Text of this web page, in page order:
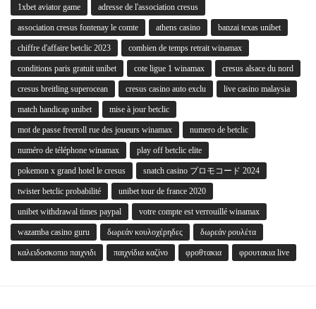
1xbet aviator game adresse de l'association cresus
association cresus fontenay le comte athens casino banzai texas unibet
chiffre d'affaire betclic 2023 combien de temps retrait winamax
conditions paris gratuit unibet cote ligue 1 winamax cresus alsace du nord
cresus breitling superocean cresus casino auto exclu live casino malaysia
match handicap unibet mise à jour betclic
mot de passe freeroll rue des joueurs winamax numero de betclic
numéro de téléphone winamax play off betclic elite
pokemon x grand hotel le cresus snatch casino プロモコード 2024
twister betclic probabilité unibet tour de france 2020
unibet withdrawal times paypal votre compte est verrouillé winamax
wazamba casino guru δωρεάν κουλοχέρηδες δωρεάν ρουλέτα
καλειδοσκοπιο παιχνιδι παιχνίδια καζίνο φροθτακια φρουτακια live